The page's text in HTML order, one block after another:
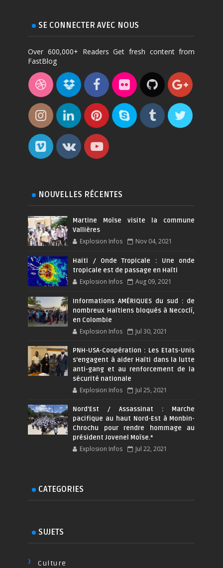
SE CONNECTER AVEC NOUS
Over 600,000+ Readers Get fresh content from
FastBlog
NOUVELLES RÉCENTES
Martine Moïse visite la commune
Vallières
Explosion Infos Nov 04, 2021
Haiti / Onde Tropicale : Une onde
tropicale est de passage en Haïti
Explosion Infos Aug 09, 2021
Informations AMÉRIQUES du sud : de
nombreux Haïtiens bloqués à Necoclí,
en Colombie
Explosion Infos Jul 30, 2021
PNH-USA-Coopération : Les Etats-Unis
s’engagent à aider Haïti dans la lutte
anti-gang et au renforcement de la
sécurité nationale
Explosion Infos Jul 25, 2021
Nord'Est / Assassinat : Marche
pacifique au haut Nord-Est à Monbin-
Chrochu pour rendre hommage au
président Jovenel Moïse.*
Explosion Infos Jul 22, 2021
CATEGORIES
SUJETS
Culture